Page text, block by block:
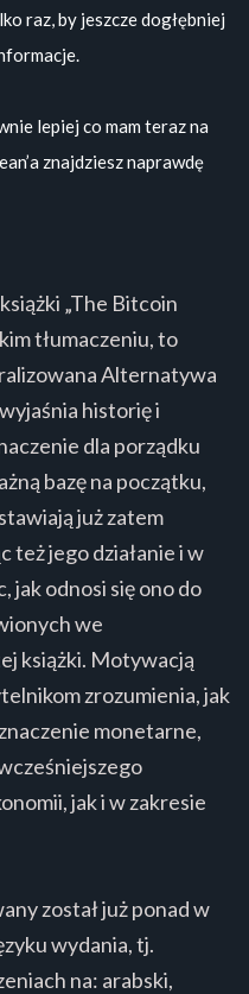
raz, by jeszcze dogłębniej
lepiej co mam teraz na
znajdziesz naprawdę
„The Bitcoin
tłumaczeniu, to
Alternatywa
historię i
dla porządku
bazę na początku,
już zatem
też jego działanie i w
jak odnosi się ono do
we
książki. Motywacją
zrozumienia, jak
monetarne,
jak i w zakresie
został już ponad w
wydania, tj.
na: arabski,